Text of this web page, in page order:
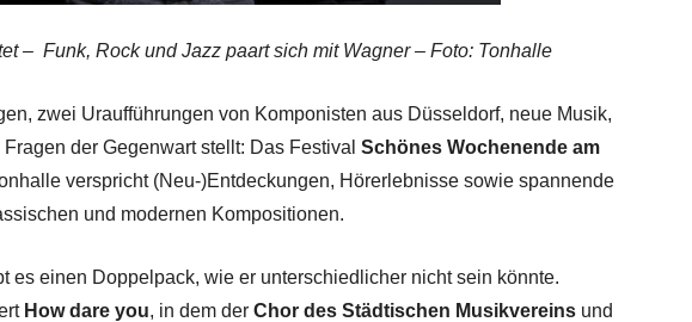
– Funk, Rock und Jazz paart sich mit Wagner – Foto: Tonhalle
zwei Uraufführungen von Komponisten aus Düsseldorf, neue Musik,
der Gegenwart stellt: Das Festival Schönes Wochenende am
verspricht (Neu-)Entdeckungen, Hörerlebnisse sowie spannende
und modernen Kompositionen.
es einen Doppelpack, wie er unterschiedlicher nicht sein könnte.
How dare you, in dem der Chor des Städtischen Musikvereins und